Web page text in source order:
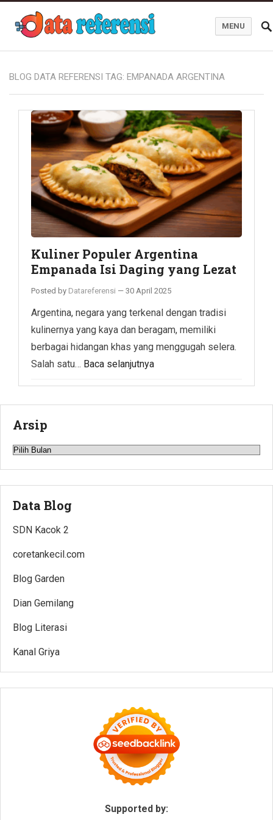
MENU
BLOG DATA REFERENSI TAG: EMPANADA ARGENTINA
Kuliner Populer Argentina
Empanada Isi Daging yang Lezat
Posted by Datareferensi — 30 April 2025
Argentina, negara yang terkenal dengan tradisi
kulinernya yang kaya dan beragam, memiliki
berbagai hidangan khas yang menggugah selera.
Salah satu… Baca selanjutnya
Arsip
Arsip
Data Blog
SDN Kacok 2
coretankecil.com
Blog Garden
Dian Gemilang
Blog Literasi
Kanal Griya
Supported by: